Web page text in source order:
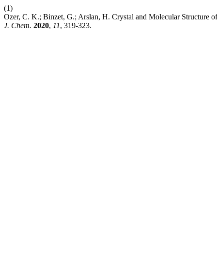
(1)
Ozer, C. K.; Binzet, G.; Arslan, H. Crystal and Molecular Structure
J. Chem. 2020, 11, 319-323.